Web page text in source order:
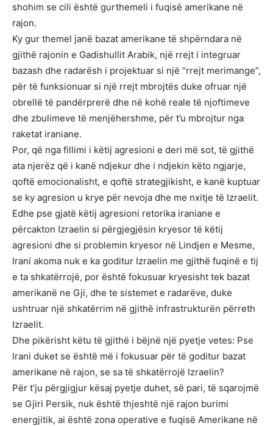
shohim se cili është gurthemeli i fuqisë amerikane në
rajon.
Ky gur themel janë bazat amerikane të shpërndara në
gjithë rajonin e Gadishullit Arabik, një rrejt i integruar
bazash dhe radarësh i projektuar si një “rrejt merimange”,
për të funksionuar si një rrejt mbrojtës duke ofruar një
obrellë të pandërprerë dhe në kohë reale të njoftimeve
dhe zbulimeve të menjëhershme, për t’u mbrojtur nga
raketat iraniane.
Por, që nga fillimi i këtij agresioni e deri më sot, të gjithë
ata njerëz që i kanë ndjekur dhe i ndjekin këto ngjarje,
qoftë emocionalisht, e qoftë strategjikisht, e kanë kuptuar
se ky agresion u krye për nevoja dhe me nxitje të Izraelit.
Edhe pse gjatë këtij agresioni retorika iraniane e
përcakton Izraelin si përgjegjësin kryesor të këtij
agresioni dhe si problemin kryesor në Lindjen e Mesme,
Irani akoma nuk e ka goditur Izraelin me gjithë fuqinë e tij
e ta shkatërrojë, por është fokusuar kryesisht tek bazat
amerikanë ne Gji, dhe te sistemet e radarëve, duke
ushtruar një shkatërrim në gjithë infrastrukturën përreth
Izraelit.
Dhe pikërisht këtu të gjithë i bëjnë një pyetje vetes: Pse
Irani duket se është më i fokusuar për të goditur bazat
amerikane në rajon, se sa të shkatërrojë Izraelin?
Për t’ju përgjigjur kësaj pyetje duhet, së pari, të sqarojmë
se Gjiri Persik, nuk është thjeshtë një rajon burimi
energjitik, ai është zona operative e fuqisë Amerikane në